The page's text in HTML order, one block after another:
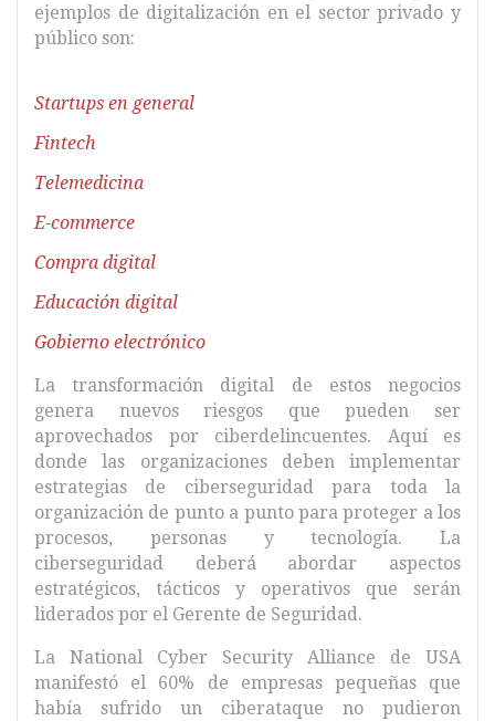
ejemplos de digitalización en el sector privado y
público son:
Startups en general
Fintech
Telemedicina
E-commerce
Compra digital
Educación digital
Gobierno electrónico
La transformación digital de estos negocios
genera nuevos riesgos que pueden ser
aprovechados por ciberdelincuentes. Aquí es
donde las organizaciones deben implementar
estrategias de ciberseguridad para toda la
organización de punto a punto para proteger a los
procesos, personas y tecnología. La
ciberseguridad deberá abordar aspectos
estratégicos, tácticos y operativos que serán
liderados por el Gerente de Seguridad.
La National Cyber Security Alliance de USA
manifestó el 60% de empresas pequeñas que
había sufrido un ciberataque no pudieron